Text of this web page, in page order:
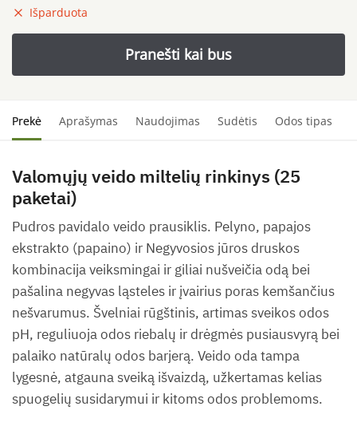
Išparduota
Prekė Aprašymas Naudojimas Sudėtis Odos tipas
Valomųjų veido miltelių rinkinys (25
paketai)
Pudros pavidalo veido prausiklis. Pelyno, papajos
ekstrakto (papaino) ir Negyvosios jūros druskos
kombinacija veiksmingai ir giliai nušveičia odą bei
pašalina negyvas ląsteles ir įvairius poras kemšančius
nešvarumus. Švelniai rūgštinis, artimas sveikos odos
pH, reguliuoja odos riebalų ir drėgmės pusiausvyrą bei
palaiko natūralų odos barjerą. Veido oda tampa
lygesnė, atgauna sveiką išvaizdą, užkertamas kelias
spuogelių susidarymui ir kitoms odos problemoms.